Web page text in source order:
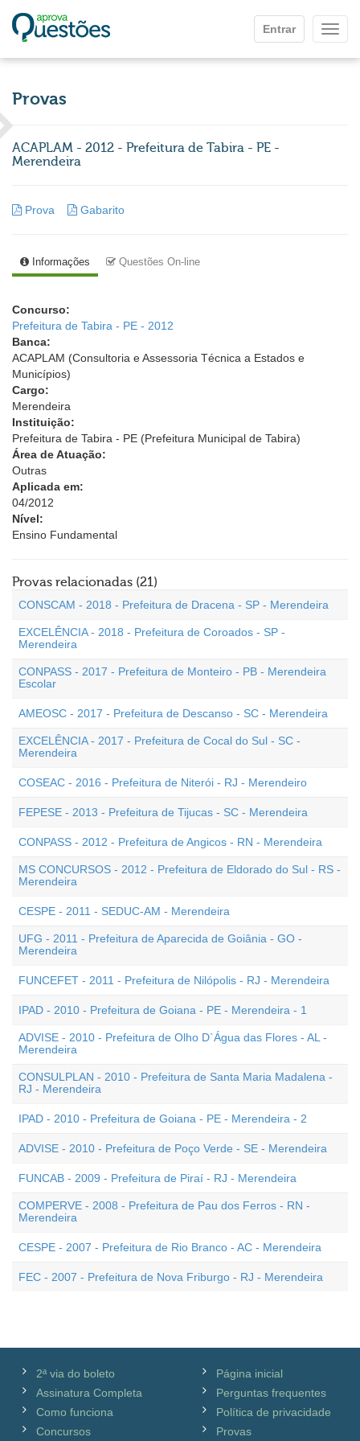
Entrar
Provas
ACAPLAM - 2012 - Prefeitura de Tabira - PE -
Merendeira
Prova Gabarito
Informações Questões On-line
Concurso:
Prefeitura de Tabira - PE - 2012
Banca:
ACAPLAM (Consultoria e Assessoria Técnica a Estados e
Municípios)
Cargo:
Merendeira
Instituição:
Prefeitura de Tabira - PE (Prefeitura Municipal de Tabira)
Área de Atuação:
Outras
Aplicada em:
04/2012
Nível:
Ensino Fundamental
Provas relacionadas (21)
CONSCAM - 2018 - Prefeitura de Dracena - SP - Merendeira
EXCELÊNCIA - 2018 - Prefeitura de Coroados - SP -
Merendeira
CONPASS - 2017 - Prefeitura de Monteiro - PB - Merendeira
Escolar
AMEOSC - 2017 - Prefeitura de Descanso - SC - Merendeira
EXCELÊNCIA - 2017 - Prefeitura de Cocal do Sul - SC -
Merendeira
COSEAC - 2016 - Prefeitura de Niterói - RJ - Merendeiro
FEPESE - 2013 - Prefeitura de Tijucas - SC - Merendeira
CONPASS - 2012 - Prefeitura de Angicos - RN - Merendeira
MS CONCURSOS - 2012 - Prefeitura de Eldorado do Sul - RS -
Merendeira
CESPE - 2011 - SEDUC-AM - Merendeira
UFG - 2011 - Prefeitura de Aparecida de Goiânia - GO -
Merendeira
FUNCEFET - 2011 - Prefeitura de Nilópolis - RJ - Merendeira
IPAD - 2010 - Prefeitura de Goiana - PE - Merendeira - 1
ADVISE - 2010 - Prefeitura de Olho D`Água das Flores - AL -
Merendeira
CONSULPLAN - 2010 - Prefeitura de Santa Maria Madalena -
RJ - Merendeira
IPAD - 2010 - Prefeitura de Goiana - PE - Merendeira - 2
ADVISE - 2010 - Prefeitura de Poço Verde - SE - Merendeira
FUNCAB - 2009 - Prefeitura de Piraí - RJ - Merendeira
COMPERVE - 2008 - Prefeitura de Pau dos Ferros - RN -
Merendeira
CESPE - 2007 - Prefeitura de Rio Branco - AC - Merendeira
FEC - 2007 - Prefeitura de Nova Friburgo - RJ - Merendeira
2ª via do boleto
Assinatura Completa
Como funciona
Concursos
Página inicial
Perguntas frequentes
Política de privacidade
Provas